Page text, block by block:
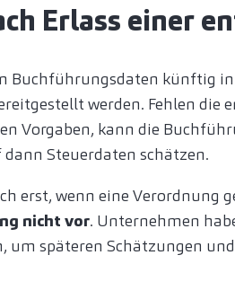
Erlass einer
Buchführungsdaten künftig
werden. Fehlen die
Vorgaben, kann die
Steuerdaten schätzen.
erst, wenn eine Verordnung
nicht vor. Unternehmen
um späteren Schätzungen